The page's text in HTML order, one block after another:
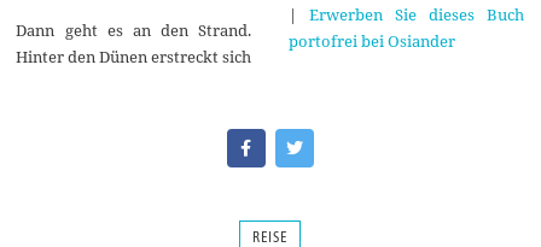
Dann geht es an den Strand.
Hinter den Dünen erstreckt sich
| Erwerben Sie dieses Buch
portofrei bei Osiander
REISE